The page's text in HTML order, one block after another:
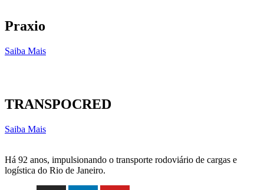
Praxio
Saiba Mais
TRANSPOCRED
Saiba Mais
Há 92 anos, impulsionando o transporte rodoviário de cargas e
logística do Rio de Janeiro.